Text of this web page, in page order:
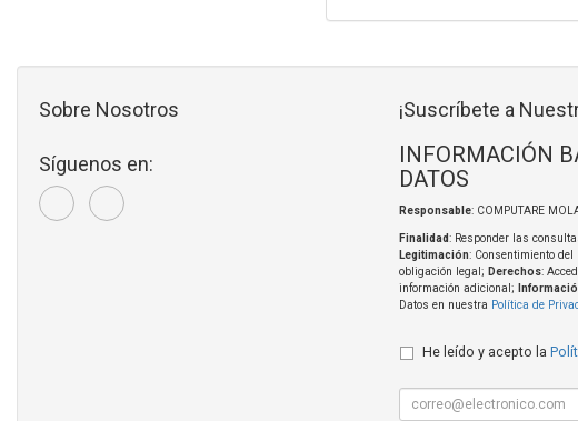
Sobre Nosotros
Síguenos en:
¡Suscríbete a
INFORMACIÓN
DATOS
Responsable: COMPUTARE
Finalidad: Responder las
Legitimación: Consentimiento del
obligación legal; Derechos:
información adicional;
Datos en nuestra Política de
He leído y acepto la